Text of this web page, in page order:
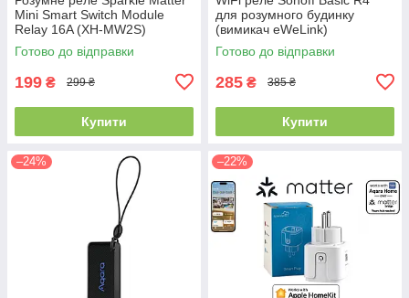
Mini Smart Switch Module
Relay 16A (XH-MW2S)
Готово до відправки
199 ₴ 299 ₴
Купити
для розумного будинку
(вимикач eWeLink)
Готово до відправки
285 ₴ 385 ₴
Купити
–24% –22%